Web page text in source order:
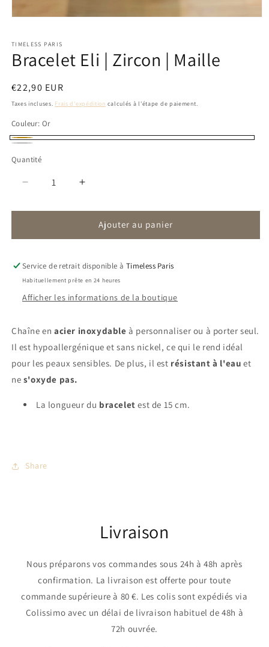
1
dans
une
modale
TIMELESS PARIS
Bracelet Eli | Zircon | Maille
Prix
habituel
€22,90 EUR
Taxes incluses. Frais d'expédition calculés à l'étape de paiement.
Couleur: Or
Or
Quantité
Réduire
quantité
Bracelet
|
Zircon
Maille
Augmenter
quantité
Bracelet
|
Zircon
Maille
Ajouter au panier
Service de retrait disponible à Timeless Paris
Habituellement prête en 24 heures
Afficher les informations de la boutique
Chaîne en acier inoxydable à personnaliser ou à porter seul.
Il est hypoallergénique et sans nickel, ce qui le rend idéal
pour les peaux sensibles. De plus, il est résistant à l'eau et
ne s'oxyde pas.
La longueur du bracelet est de 15 cm.
Share
Livraison
Nous préparons vos commandes sous 24h à 48h après
confirmation. La livraison est offerte pour toute
commande supérieure à 80 €. Les colis sont expédiés via
Colissimo avec un délai de livraison habituel de 48h à
72h ouvrée.